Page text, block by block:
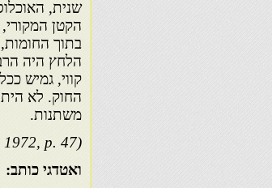
שנית,
הלחץ היה
קווי, גמיש
החוק. לא
משתנות.
(Adam, 1972, p. 47)
ואטדגי כותב: